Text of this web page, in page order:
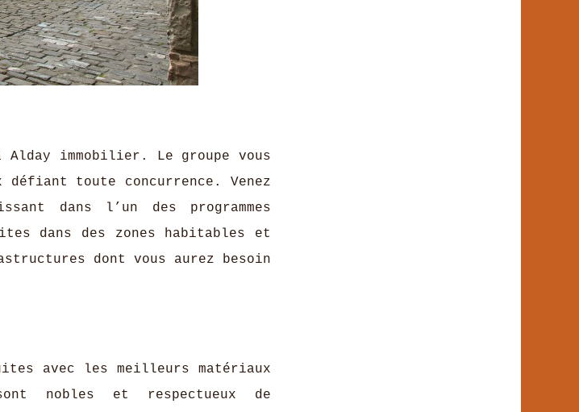
immobilier. Le groupe vous
défiant toute concurrence. Venez
dans l’un des programmes
dans des zones habitables et
dont vous aurez besoin
avec les meilleurs matériaux
nobles et respectueux de